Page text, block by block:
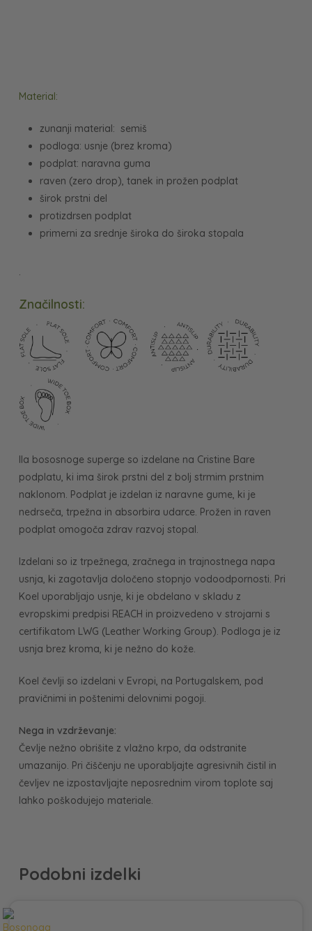
Material:
zunanji material: semiš
podloga: usnje (brez kroma)
podplat: naravna guma
raven (zero drop), tanek in prožen podplat
širok prstni del
protizdrsen podplat
primerni za srednje široka do široka stopala
.
Značilnosti:
Ila bososnoge superge so izdelane na Cristine Bare
podplatu, ki ima širok prstni del z bolj strmim prstnim
naklonom. Podplat je izdelan iz naravne gume, ki je
nedrseča, trpežna in absorbira udarce. Prožen in raven
podplat omogoča zdrav razvoj stopal.
Izdelani so iz trpežnega, zračnega in trajnostnega napa
usnja, ki zagotavlja določeno stopnjo vodoodpornosti. Pri
Koel uporabljajo usnje, ki je obdelano v skladu z
evropskimi predpisi REACH in proizvedeno v strojarni s
certifikatom LWG (Leather Working Group). Podloga je iz
usnja brez kroma, ki je nežno do kože.
Koel čevlji so izdelani v Evropi, na Portugalskem, pod
pravičnimi in poštenimi delovnimi pogoji.
Nega in vzdrževanje:
Čevlje nežno obrišite z vlažno krpo, da odstranite
umazanijo. Pri čiščenju ne uporabljajte agresivnih čistil in
čevljev ne izpostavljajte neposrednim virom toplote saj
lahko poškodujejo materiale.
Podobni izdelki